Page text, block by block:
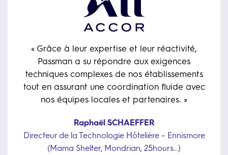
« Grâce à leur expertise et leur réactivité,
Passman a su répondre aux exigences
techniques complexes de nos établissements
tout en assurant une coordination fluide avec
nos équipes locales et partenaires. »
Raphaël SCHAEFFER
Directeur de la Technologie Hôtelière – Ennismore
(Mama Shelter, Mondrian, 25hours…)